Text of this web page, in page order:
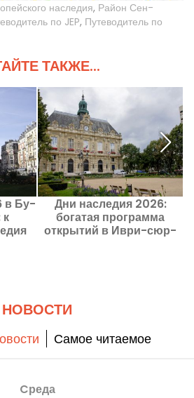
наследия, Район Сен-
по JEP, Путеводитель по
ТАКЖЕ...
в Бу-
Дни наследия 2026:
богатая программа
открытий в Иври-сюр-
НОВОСТИ
Самое читаемое
Cреда